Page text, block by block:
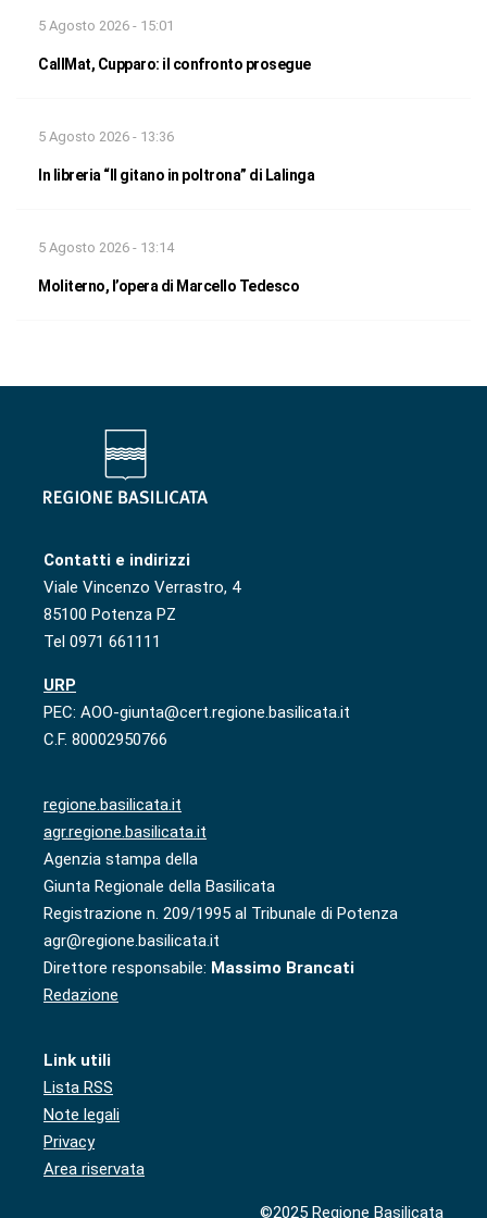
5 Agosto 2026 - 15:01
CallMat, Cupparo: il confronto prosegue
5 Agosto 2026 - 13:36
In libreria “Il gitano in poltrona” di Lalinga
5 Agosto 2026 - 13:14
Moliterno, l’opera di Marcello Tedesco
Contatti e indirizzi
Viale Vincenzo Verrastro, 4
85100 Potenza PZ
Tel 0971 661111
URP
PEC: AOO-giunta@cert.regione.basilicata.it
C.F. 80002950766
regione.basilicata.it
agr.regione.basilicata.it
Agenzia stampa della
Giunta Regionale della Basilicata
Registrazione n. 209/1995 al Tribunale di Potenza
agr@regione.basilicata.it
Direttore responsabile: Massimo Brancati
Redazione
Link utili
Lista RSS
Note legali
Privacy
Area riservata
©2025 Regione Basilicata